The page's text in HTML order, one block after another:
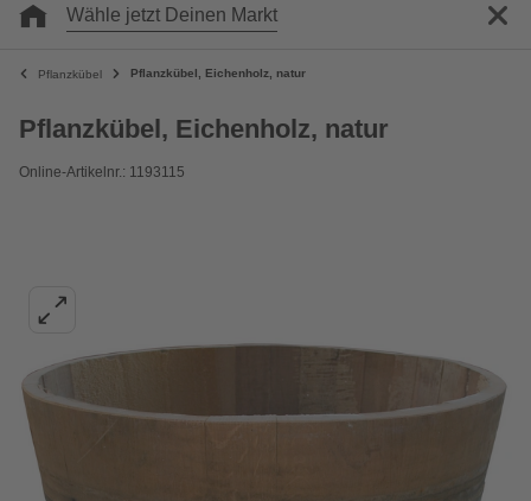
Wähle jetzt Deinen Markt
Pflanzkübel Pflanzkübel, Eichenholz, natur
Pflanzkübel, Eichenholz, natur
Online-Artikelnr.: 1193115